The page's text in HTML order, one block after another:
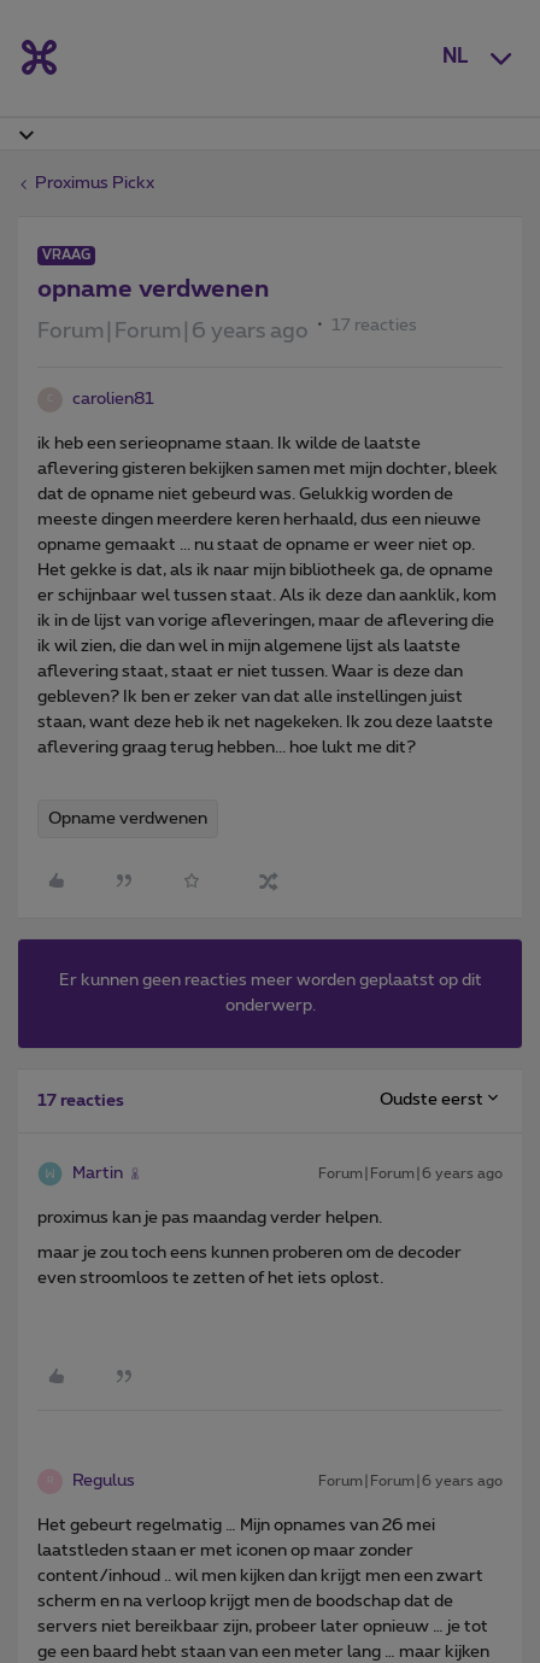
NL
Proximus Pickx
VRAAG
opname verdwenen
Forum|Forum|6 years ago 17 reacties
carolien81
ik heb een serieopname staan. Ik wilde de laatste
aflevering gisteren bekijken samen met mijn dochter, bleek
dat de opname niet gebeurd was. Gelukkig worden de
meeste dingen meerdere keren herhaald, dus een nieuwe
opname gemaakt ... nu staat de opname er weer niet op.
Het gekke is dat, als ik naar mijn bibliotheek ga, de opname
er schijnbaar wel tussen staat. Als ik deze dan aanklik, kom
ik in de lijst van vorige afleveringen, maar de aflevering die
ik wil zien, die dan wel in mijn algemene lijst als laatste
aflevering staat, staat er niet tussen. Waar is deze dan
gebleven? Ik ben er zeker van dat alle instellingen juist
staan, want deze heb ik net nagekeken. Ik zou deze laatste
aflevering graag terug hebben... hoe lukt me dit?
Opname verdwenen
Er kunnen geen reacties meer worden geplaatst op dit
onderwerp.
17 reacties Oudste eerst
Martin Forum|Forum|6 years ago
proximus kan je pas maandag verder helpen.
maar je zou toch eens kunnen proberen om de decoder
even stroomloos te zetten of het iets oplost.
Regulus Forum|Forum|6 years ago
Het gebeurt regelmatig … Mijn opnames van 26 mei
laatstleden staan er met iconen op maar zonder
content/inhoud .. wil men kijken dan krijgt men een zwart
scherm en na verloop krijgt men de boodschap dat de
servers niet bereikbaar zijn, probeer later opnieuw … je tot
ge een baard hebt staan van een meter lang … maar kijken